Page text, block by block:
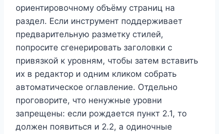
ориентировочному объёму страниц на
раздел. Если инструмент поддерживает
предварительную разметку стилей,
попросите сгенерировать заголовки с
привязкой к уровням, чтобы затем вставить
их в редактор и одним кликом собрать
автоматическое оглавление. Отдельно
проговорите, что ненужные уровни
запрещены: если рождается пункт 2.1, то
должен появиться и 2.2, а одиночные